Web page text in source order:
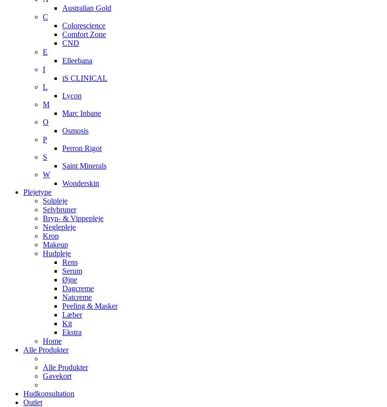
Australian Gold
C
Colorescience
Comfort Zone
CND
E
Elleebana
I
iS CLINICAL
L
Lycon
M
Marc Inbane
O
Osmosis
P
Perron Rigot
S
Saint Minerals
W
Wonderskin
Plejetype
Solpleje
Selvbruner
Bryn- & Vippepleje
Neglepleje
Krop
Makeup
Hudpleje
Rens
Serum
Øjne
Dagcreme
Natcreme
Peeling & Masker
Læber
Kit
Ekstra
Home
Alle Produkter
Alle Produkter
Gavekort
Hudkonsultation
Outlet